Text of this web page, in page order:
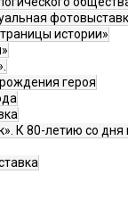
истории»
героя
К 80-летию со